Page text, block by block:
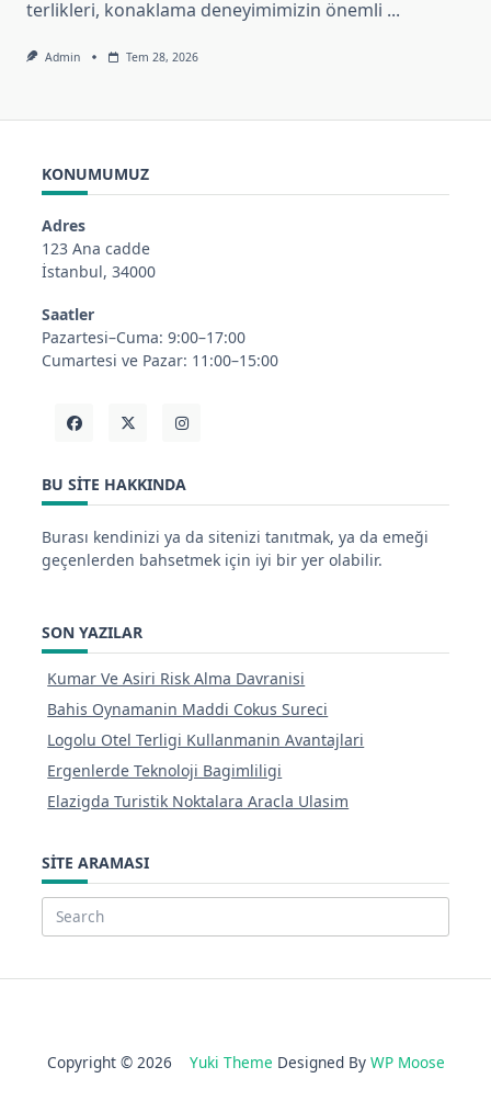
terlikleri, konaklama deneyimimizin önemli ...
Admin Tem 28, 2026
KONUMUMUZ
Adres
123 Ana cadde
İstanbul, 34000
Saatler
Pazartesi–Cuma: 9:00–17:00
Cumartesi ve Pazar: 11:00–15:00
BU SITE HAKKINDA
Burası kendinizi ya da sitenizi tanıtmak, ya da emeği
geçenlerden bahsetmek için iyi bir yer olabilir.
SON YAZILAR
Kumar Ve Asiri Risk Alma Davranisi
Bahis Oynamanin Maddi Cokus Sureci
Logolu Otel Terligi Kullanmanin Avantajlari
Ergenlerde Teknoloji Bagimliligi
Elazigda Turistik Noktalara Aracla Ulasim
SITE ARAMASI
Search
Copyright © 2026 Yuki Theme Designed By WP Moose